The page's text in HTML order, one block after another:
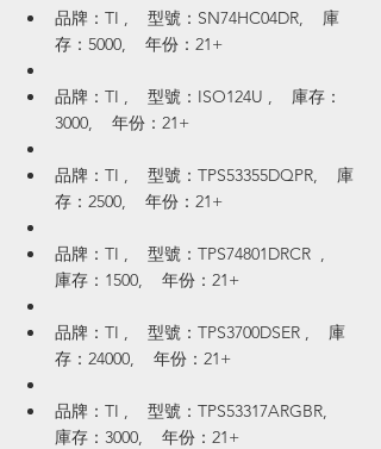
品牌：TI ,    型號：SN74HC04DR,    庫
存：5000,    年份：21+
品牌：TI ,    型號：ISO124U ,    庫存：
3000,    年份：21+
品牌：TI ,    型號：TPS53355DQPR,    庫
存：2500,    年份：21+
品牌：TI ,    型號：TPS74801DRCR  ,
庫存：1500,    年份：21+
品牌：TI ,    型號：TPS3700DSER ,    庫
存：24000,    年份：21+
品牌：TI ,    型號：TPS53317ARGBR,
庫存：3000,    年份：21+